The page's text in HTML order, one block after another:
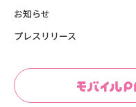
お知らせ
プレスリリース